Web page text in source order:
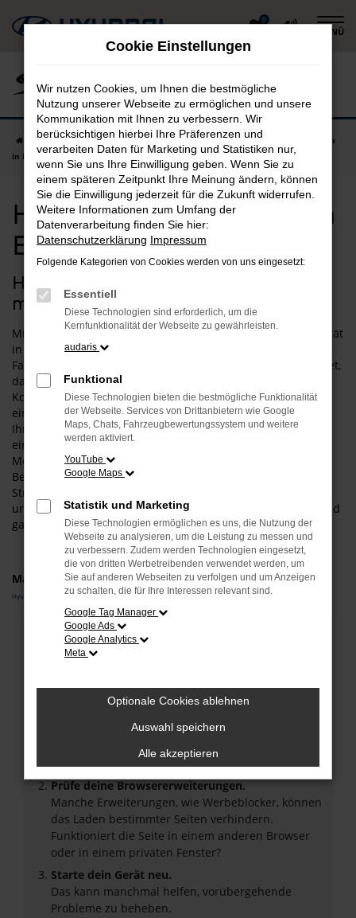
Zum
Hauptinhalt
0
MENÜ
Startseite Erding Hyundai Hyundai i30
Hyundai i30 Neuwagen
in Erding günstig kaufen
Hyundai i30 Neuwagen in
Erding günstig kaufen
Hyundai i30 Neuwagen –
maßgeschneiderte Qualität für Erding
Mit einem Hyundai i30 Neuwagen gehen Sie für Ihre Mobilität
in Erding auf Nummer sicher und steigen in exakt das
Fahrzeug, das Ihnen zusagt. Was das bedeutet? Ganz konkret,
dass wir Sie umfangreich beraten und zudem einen
Konfigurator anbieten. Entsprechend wählen Sie wie aus
einer „Speisekarte“ all die Extras und Ausstattung, die zu
Ihnen und zu Erding passt. Darüber hinaus haben Sie bei
einem Hyundai i30 Neuwagen auch die Möglichkeit, die
Motorisierung und die Lackfarbe individuell festzulegen.
Bevor Sie in Ihr persönliches Modell steigen und auf den
Straßen von Erding durchstarten, beraten wir Sie
umfangreich und stellen sicher, dass Ihre Wahl auch voll und
ganz zu Ihrem Fahrprofil passt.
Marken
Hyundai
Fehler: Network Error
Hier sind ein paar Tipps, die dir helfen können:
Internetverbindung.
Laden andere Webseiten, zum Beispiel deine
Suchmaschine?
Prüfe deine Browsererweiterungen.
Manche Erweiterungen, wie Werbeblocker, können
das Laden bestimmter Seiten verhindern.
Funktioniert die Seite in einem anderen Browser
oder in einem privaten Fenster?
Starte dein Gerät neu.
Das kann manchmal helfen, vorübergehende
Probleme zu beheben.
Cookie Einstellungen
Wir nutzen Cookies, um Ihnen die bestmögliche
Nutzung unserer Webseite zu ermöglichen und unsere
Kommunikation mit Ihnen zu verbessern. Wir
berücksichtigen hierbei Ihre Präferenzen und
verarbeiten Daten für Marketing und Statistiken nur,
wenn Sie uns Ihre Einwilligung geben. Wenn Sie zu
einem späteren Zeitpunkt Ihre Meinung ändern, können
Sie die Einwilligung jederzeit für die Zukunft widerrufen.
Weitere Informationen zum Umfang der
Datenverarbeitung finden Sie hier:
Datenschutzerklärung Impressum
Folgende Kategorien von Cookies werden von uns eingesetzt:
Essentiell
Diese Technologien sind erforderlich, um die
Kernfunktionalität der Webseite zu gewährleisten.
audaris
Funktional
Diese Technologien bieten die bestmögliche Funktionalität
der Webseite. Services von Drittanbietern wie Google
Maps, Chats, Fahrzeugbewertungssystem und weitere
werden aktiviert.
YouTube
Google Maps
Statistik und Marketing
Diese Technologien ermöglichen es uns, die Nutzung der
Webseite zu analysieren, um die Leistung zu messen und
zu verbessern. Zudem werden Technologien eingesetzt,
die von dritten Werbetreibenden verwendet werden, um
Sie auf anderen Webseiten zu verfolgen und um Anzeigen
zu schalten, die für Ihre Interessen relevant sind.
Google Tag Manager
Google Ads
Google Analytics
Meta
Optionale Cookies ablehnen
Auswahl speichern
Alle akzeptieren